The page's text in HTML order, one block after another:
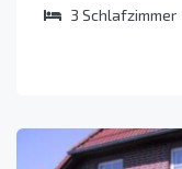
3 Schlafzimmer